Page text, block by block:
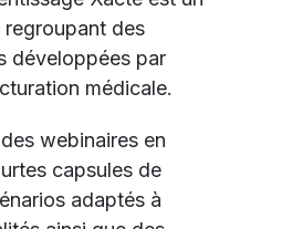
regroupant des
développées par
médicale.
webinaires en
capsules de
adaptés à